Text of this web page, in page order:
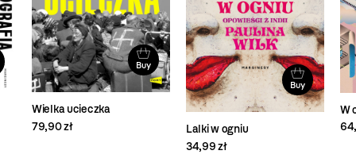
Buy
Wielka ucieczka
79,90 zł
Buy
Lalki w ogniu
34,99 zł
W